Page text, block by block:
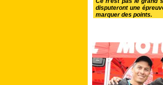
disputeront une
marquer des points.